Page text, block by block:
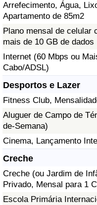
Arrefecimento, Água,
Apartamento de 85m2
Plano mensal de celular
mais de 10 GB de dados
Internet (60 Mbps ou
Cabo/ADSL)
Desportos e Lazer
Fitness Club,
Aluguer de Campo de
de-Semana)
Cinema, Lançamento
Creche
Creche (ou Jardim de
Privado, Mensal para 1
Escola Primária